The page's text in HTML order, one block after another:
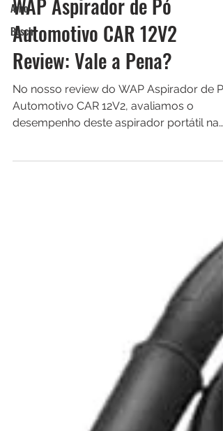
Arno
Bosch
27 de jul.
WAP Aspirador de Pó
Automotivo CAR 12V2
Review: Vale a Pena?
No nosso review do WAP Aspirador de
eficiência na remoção de poeira, farelos e
pelos de animais, além do custo-
para descobrir se ele realmente vale a